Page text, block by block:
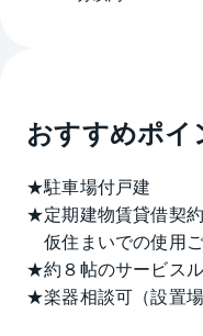
おすすめポイ
★駐車場付戸建
★定期建物賃貸借契
仮住まいでの使用
★約８帖のサービス
★楽器相談可（設置場